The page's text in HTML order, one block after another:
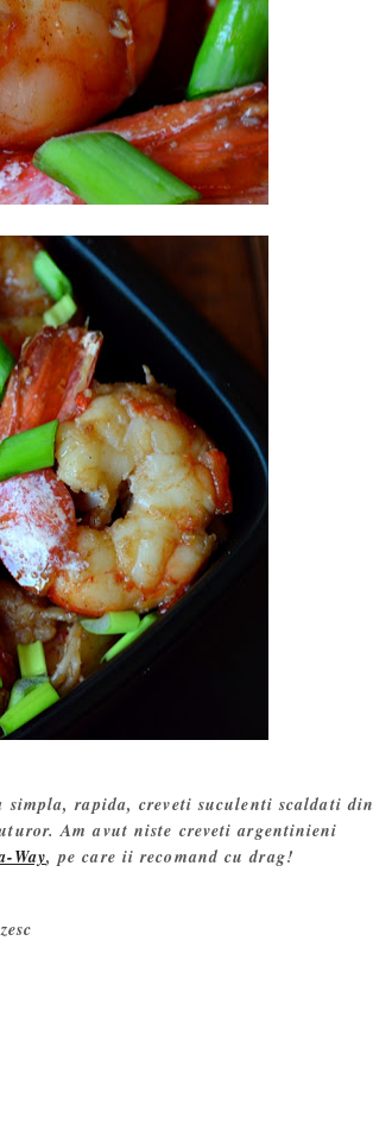
rapida, creveti suculenti scaldati din
Am avut niste creveti argentinieni
Way, pe care ii recomand cu drag!